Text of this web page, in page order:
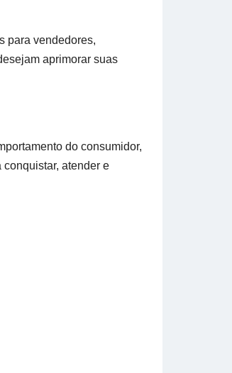
para vendedores,
aprimorar suas
do consumidor,
atender e